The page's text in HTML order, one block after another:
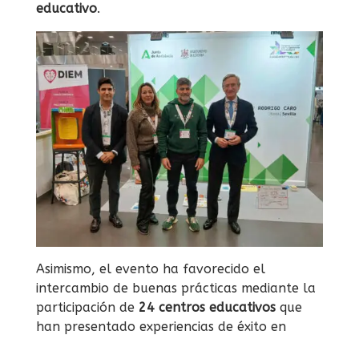
educativo.
Asimismo, el evento ha favorecido el
intercambio de buenas prácticas mediante la
participación de 24 centros educativosque
han presentado experiencias de éxito en